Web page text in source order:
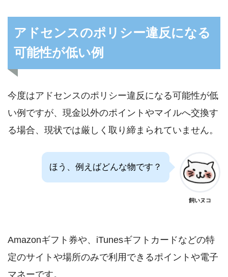
アドセンスのポリシー違反になる
可能性が低い例
今度はアドセンスのポリシー違反になる可能性が低
い例ですが、現金以外のポイントやマイルへ交換す
る場合、現状では厳しく取り締まられていません。
ほう、例えばどんな物です？
飼いヌコ
Amazonギフト券や、iTunesギフトカードなどの特
定のサイトや場所のみで利用できるポイントや電子
マネーです。